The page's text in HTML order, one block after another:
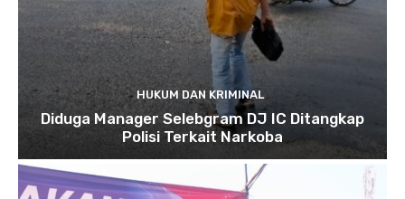
HUKUM DAN KRIMINAL
Diduga Manager Selebgram DJ IC Ditangkap
Polisi Terkait Narkoba